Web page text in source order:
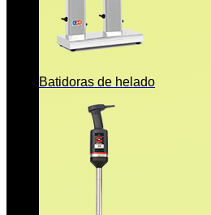
Batidoras de helado